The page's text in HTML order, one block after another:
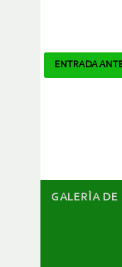
ENTRADA
GALERÌA DE